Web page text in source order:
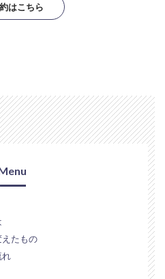
はこちら
えたもの
れ